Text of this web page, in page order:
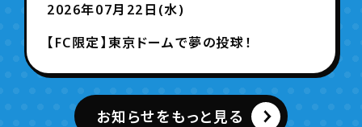
2026年07月22日(水)
【FC限定】東京ドームで夢の投球！
お知らせをもっと見る